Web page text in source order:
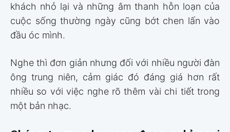
khách nhỏ lại và những âm thanh hỗn loạn của
cuộc sống thường ngày cũng bớt chen lấn vào
đầu óc mình.
Nghe thì đơn giản nhưng đối với nhiều người đàn
ông trung niên, cảm giác đó đáng giá hơn rất
nhiều so với việc nghe rõ thêm vài chi tiết trong
một bản nhạc.